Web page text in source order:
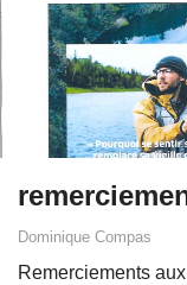
Dominique Compas
Remerciements